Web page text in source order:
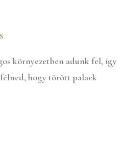
környezetben adunk fel, így
hogy törött palack